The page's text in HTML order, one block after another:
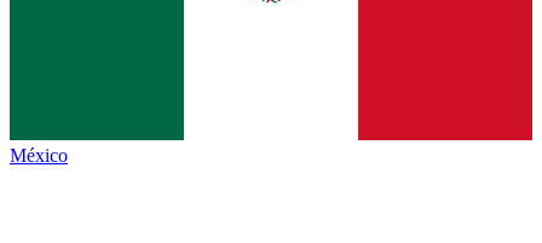
México